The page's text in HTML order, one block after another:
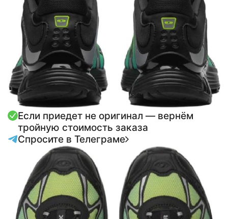
Если приедет не оригинал — вернём
тройную стоимость заказа
Спросите в Телеграме